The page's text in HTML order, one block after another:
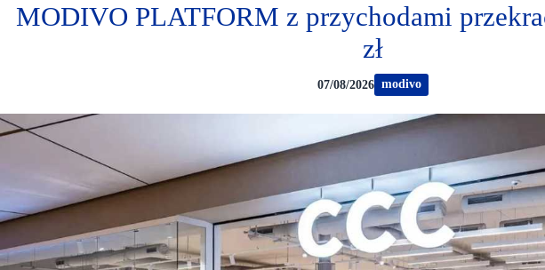
MODIVO PLATFORM z przychodami
zł
07/08/2026 modivo